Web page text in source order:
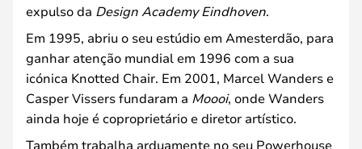
expulso da Design Academy Eindhoven.
Em 1995, abriu o seu estúdio em Amesterdão, para
ganhar atenção mundial em 1996 com a sua
icónica Knotted Chair. Em 2001, Marcel Wanders e
Casper Vissers fundaram a Moooi, onde Wanders
ainda hoje é coproprietário e diretor artístico.
Também trabalha arduamente no seu Powerhouse